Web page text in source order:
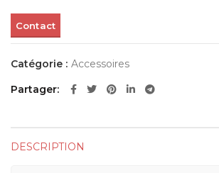
Contact
Catégorie : Accessoires
Partager
DESCRIPTION